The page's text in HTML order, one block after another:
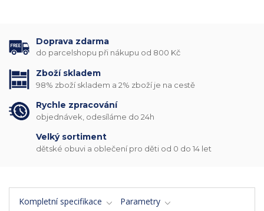
Doprava zdarma
do parcelshopu při nákupu od 800 Kč
Zboží skladem
98% zboží skladem a 2% zboží je na cestě
Rychle zpracování
objednávek, odesíláme do 24h
Velký sortiment
dětské obuvi a oblečení pro děti od 0 do 14 let
Kompletní specifikace
Parametry